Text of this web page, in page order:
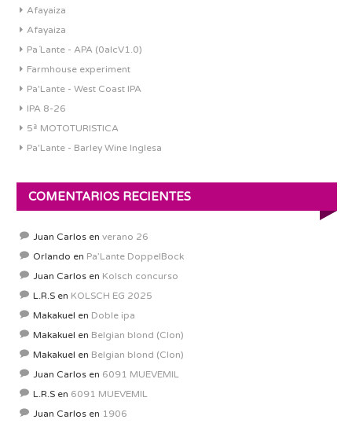
Afayaiza
Afayaiza
Pa´Lante - APA (0alcV1.0)
Farmhouse experiment
Pa'Lante - West Coast IPA
IPA 8-26
5ª MOTOTURISTICA
Pa'Lante - Barley Wine Inglesa
COMENTARIOS RECIENTES
Juan Carlos en verano 26
Orlando en Pa’Lante DoppelBock
Juan Carlos en Kolsch concurso
L.R.S en KOLSCH EG 2025
Makakuel en Doble ipa
Makakuel en Belgian blond (Clon)
Makakuel en Belgian blond (Clon)
Juan Carlos en 6091 MUEVEMIL
L.R.S en 6091 MUEVEMIL
Juan Carlos en 1906